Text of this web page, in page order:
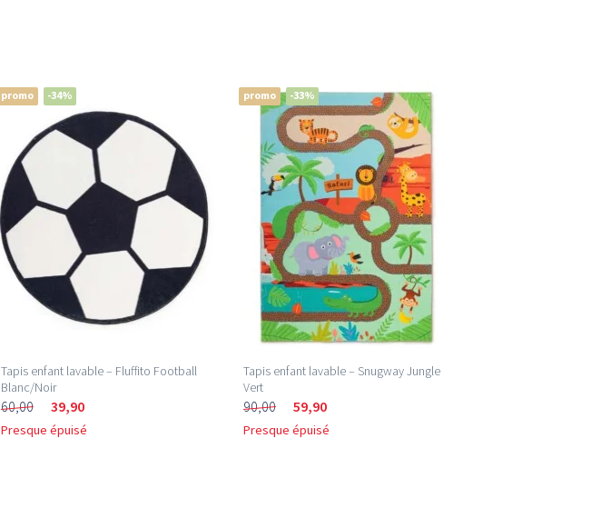
promo -34%
Tapis enfant lavable – Fluffito Football
Blanc/Noir
60,00 39,90
Presque épuisé
promo -33%
Tapis enfant lavable – Snugway Jungle
Vert
90,00 59,90
Presque épuisé